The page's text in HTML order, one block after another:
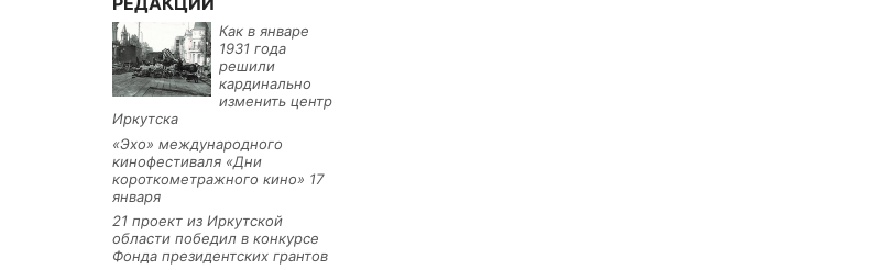
Как в январе
1931 года
решили
кардинально
изменить центр
Иркутска
«Эхо» международного
кинофестиваля «Дни
короткометражного кино» 17
января
21 проект из Иркутской
области победил в конкурсе
Фонда президентских грантов